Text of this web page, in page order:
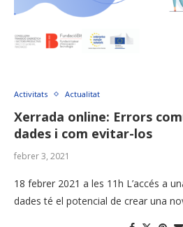
Activitats Actualitat
Xerrada online: Errors
dades i com evitar-los
febrer 3, 2021
18 febrer 2021 a les 11h L’accés a
dades té el potencial de crear una